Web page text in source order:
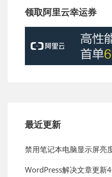
领取阿里云幸运券
最近更新
禁用笔记本电脑显示屏亮
WordPress解决文章更新